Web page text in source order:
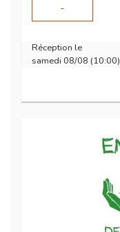
-
Réception le
samedi 08/08 (10:00)